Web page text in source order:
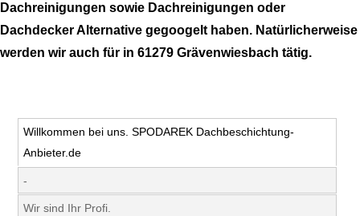
Dachreinigungen sowie Dachreinigungen oder
Dachdecker Alternative gegoogelt haben. Natürlicherweise
werden wir auch für in 61279 Grävenwiesbach tätig.
Willkommen bei uns. SPODAREK Dachbeschichtung-
Anbieter.de
-
Wir sind Ihr Profi.